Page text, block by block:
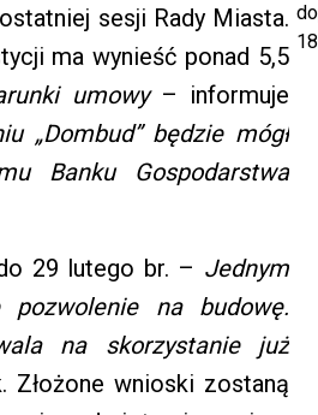
sesji Rady Miasta.
ma wynieść ponad 5,5
umowy– informuje
„Dombud” będzie mógł
Banku Gospodarstwa
29 lutego br. – Jednym
na budowę.
na skorzystanie już
wnioski zostaną